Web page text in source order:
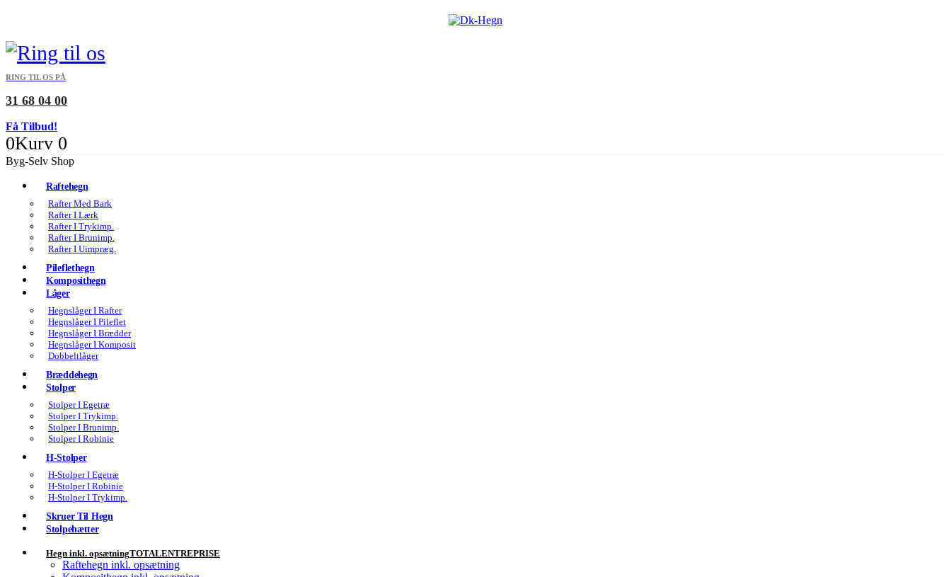
RING TIL OS PÅ
31 68 04 00
Få Tilbud!
0Kurv 0
Byg-Selv Shop
Raftehegn
Rafter Med Bark
Rafter I Lærk
Rafter I Trykimp.
Rafter I Brunimp.
Rafter I Uimpræg.
Pileflethegn
Komposithegn
Låger
Hegnslåger I Rafter
Hegnslåger I Pileflet
Hegnslåger I Brædder
Hegnslåger I Komposit
Dobbeltlåger
Bræddehegn
Stolper
Stolper I Egetræ
Stolper I Trykimp.
Stolper I Brunimp.
Stolper I Robinie
H-Stolper
H-Stolper I Egetræ
H-Stolper I Robinie
H-Stolper I Trykimp.
Skruer Til Hegn
Stolpehætter
Hegn inkl. opsætningTOTALENTREPRISE
Raftehegn inkl. opsætning